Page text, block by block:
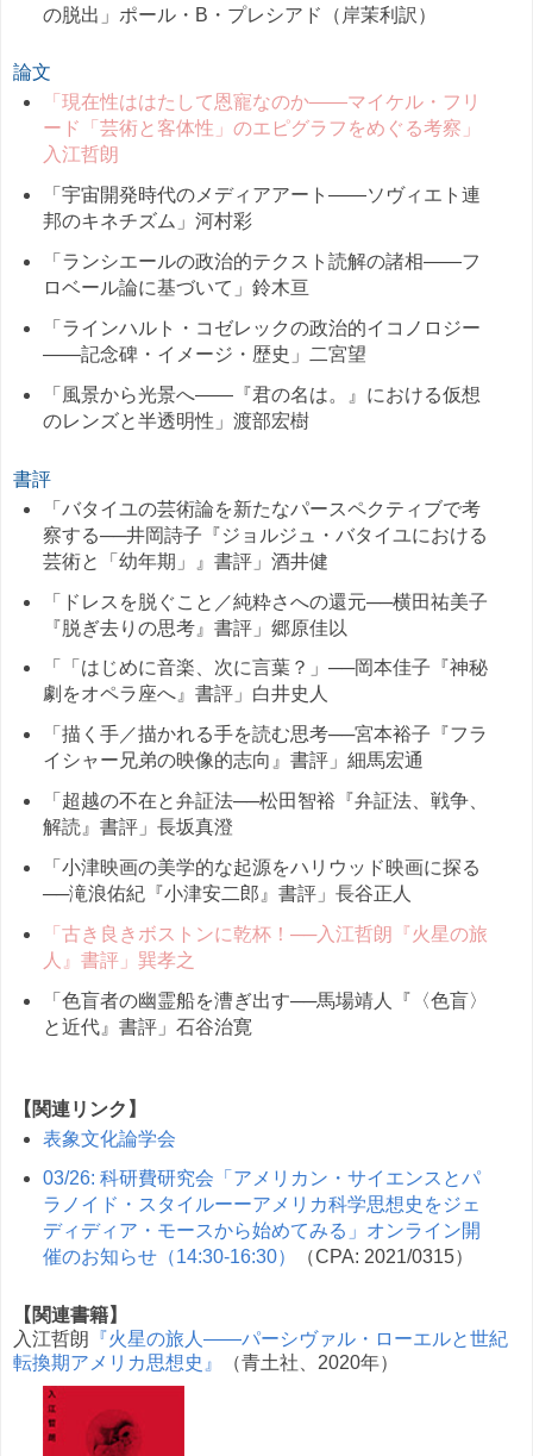
の脱出」ポール・B・プレシアド（岸茉利訳）
論文
「現在性ははたして恩寵なのか――マイケル・フリ
ード「芸術と客体性」のエピグラフをめぐる考察」
入江哲朗
「宇宙開発時代のメディアアート——ソヴィエト連
邦のキネチズム」河村彩
「ランシエールの政治的テクスト読解の諸相――フ
ロベール論に基づいて」鈴木亘
「ラインハルト・コゼレックの政治的イコノロジー
――記念碑・イメージ・歴史」二宮望
「風景から光景へ——『君の名は。』における仮想
のレンズと半透明性」渡部宏樹
書評
「バタイユの芸術論を新たなパースペクティブで考
察する──井岡詩子『ジョルジュ・バタイユにおける
芸術と「幼年期」』書評」酒井健
「ドレスを脱ぐこと／純粋さへの還元──横田祐美子
『脱ぎ去りの思考』書評」郷原佳以
「「はじめに音楽、次に言葉？」──岡本佳子『神秘
劇をオペラ座へ』書評」白井史人
「描く手／描かれる手を読む思考──宮本裕子『フラ
イシャー兄弟の映像的志向』書評」細馬宏通
「超越の不在と弁証法──松田智裕『弁証法、戦争、
解読』書評」長坂真澄
「小津映画の美学的な起源をハリウッド映画に探る
──滝浪佑紀『小津安二郎』書評」長谷正人
「古き良きボストンに乾杯！──入江哲朗『火星の旅
人』書評」巽孝之
「色盲者の幽霊船を漕ぎ出す──馬場靖人『〈色盲〉
と近代』書評」石谷治寛
【関連リンク】
表象文化論学会
03/26: 科研費研究会「アメリカン・サイエンスとパ
ラノイド・スタイルーーアメリカ科学思想史をジェ
ディディア・モースから始めてみる」オンライン開
催のお知らせ（14:30-16:30）
（CPA: 2021/0315）
【関連書籍】
入江哲朗
『火星の旅人――パーシヴァル・ローエルと世紀
転換期アメリカ思想史』
（青土社、2020年）